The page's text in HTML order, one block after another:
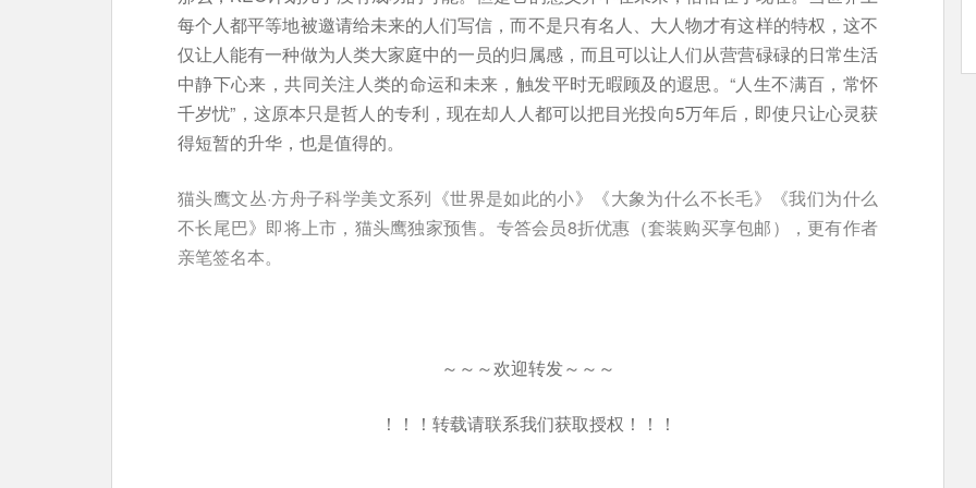
每个人都平等地被邀请给未来的人们写信，而不是只有名人、大人物才有这样的特权，这不
仅让人能有一种做为人类大家庭中的一员的归属感，而且可以让人们从营营碌碌的日常生活
中静下心来，共同关注人类的命运和未来，触发平时无暇顾及的遐思。“人生不满百，常怀
千岁忧”，这原本只是哲人的专利，现在却人人都可以把目光投向5万年后，即使只让心灵获
得短暂的升华，也是值得的。
猫头鹰文丛·方舟子科学美文系列《世界是如此的小》《大象为什么不长毛》《我们为什么
不长尾巴》即将上市，猫头鹰独家预售。专答会员8折优惠（套装购买享包邮），更有作者
亲笔签名本。
～～～欢迎转发～～～
！！！转载请联系我们获取授权！！！